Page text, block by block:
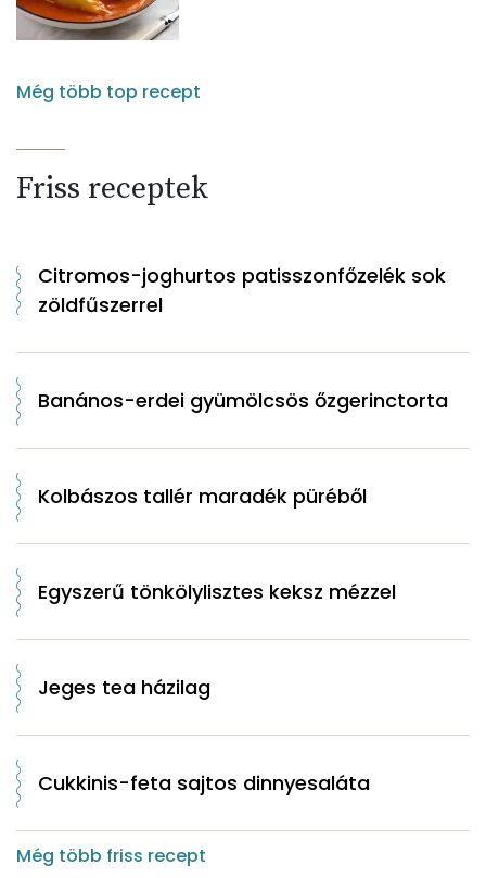
Még több top recept
Friss receptek
Citromos-joghurtos patisszonfőzelék sok
zöldfűszerrel
Banános-erdei gyümölcsös őzgerinctorta
Kolbászos tallér maradék püréből
Egyszerű tönkölylisztes keksz mézzel
Jeges tea házilag
Cukkinis-feta sajtos dinnyesaláta
Még több friss recept